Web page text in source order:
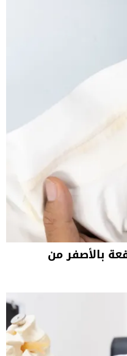
بالأصفر من